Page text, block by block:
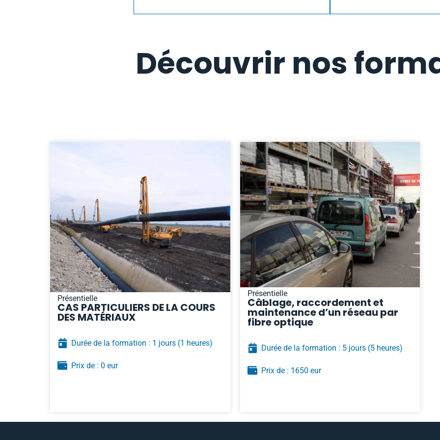
Découvrir nos
Présentielle
CAS PARTICULIERS DE LA COURS
DES MATÉRIAUX
Durée de la formation : 1 jours
Prix de : 0 eur
(1 heures)
Présentielle
Câblage, raccordement et
maintenance d’un réseau par
fibre optique
Durée de la formation : 5 jours
Prix de : 1650 eur
(5 heures)